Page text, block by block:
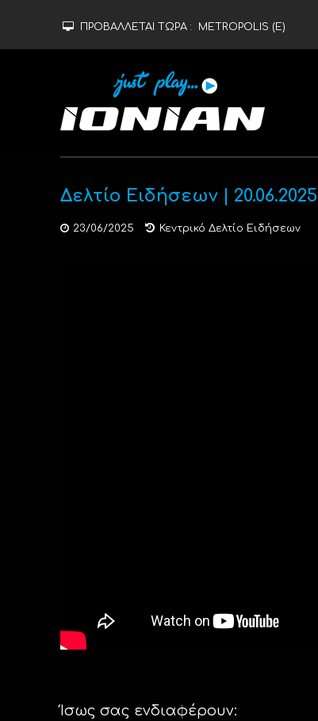
ΠΡΟΒΑΛΛΕΤΑΙ ΤΩΡΑ : METROPOLIS (Ε)
Δελτίο Ειδήσεων | 20.06.2025
23/06/2025 Κεντρικό Δελτίο Ειδήσεων
Ίσως σας ενδιαφέρουν: